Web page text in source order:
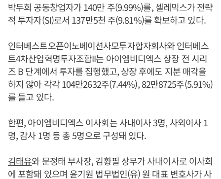
박두희 공동창업자가 140만 주(9.99%)를, 셀레믹스가 전략
적 투자자(SI)로서 137만5천 주(9.81%)를 확보하고 있다.
인터베스트오픈이노베이션사모투자합자회사와 인터베스
트4차산업혁명투자조합II는 아이엠비디엑스 상장 전 시리
즈 B 단계에서 투자를 집행했고, 상장 후에도 지분 매각을
하지 않아 각각 104만2632주(7.44%), 82만8725주(5.91%)
를 들고 있다.
한편, 아이엠비디엑스 이사회는 사내이사 3명, 사외이사 1
명, 감사 1명 등 총 5명으로 구성돼 있다.
김태유와 문정태 부사장, 김황필 상무가 사내이사로 이사회
에 포함돼 있으며 윤기원 법무법인(유) 원 대표 변호사가 사